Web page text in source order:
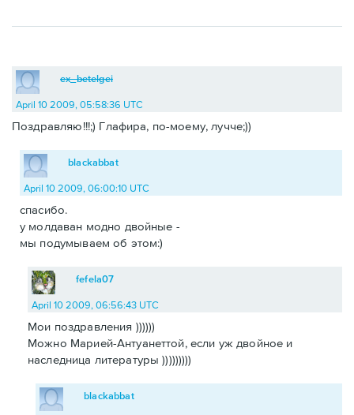
ex_betelgei
April 10 2009, 05:58:36 UTC
Поздравляю!!!;) Глафира, по-моему, лучче;))
blackabbat
April 10 2009, 06:00:10 UTC
спасибо.
у молдаван модно двойные -
мы подумываем об этом:)
fefela07
April 10 2009, 06:56:43 UTC
Мои поздравления ))))))
Можно Марией-Антуанеттой, если уж двойное и
наследница литературы )))))))))
blackabbat